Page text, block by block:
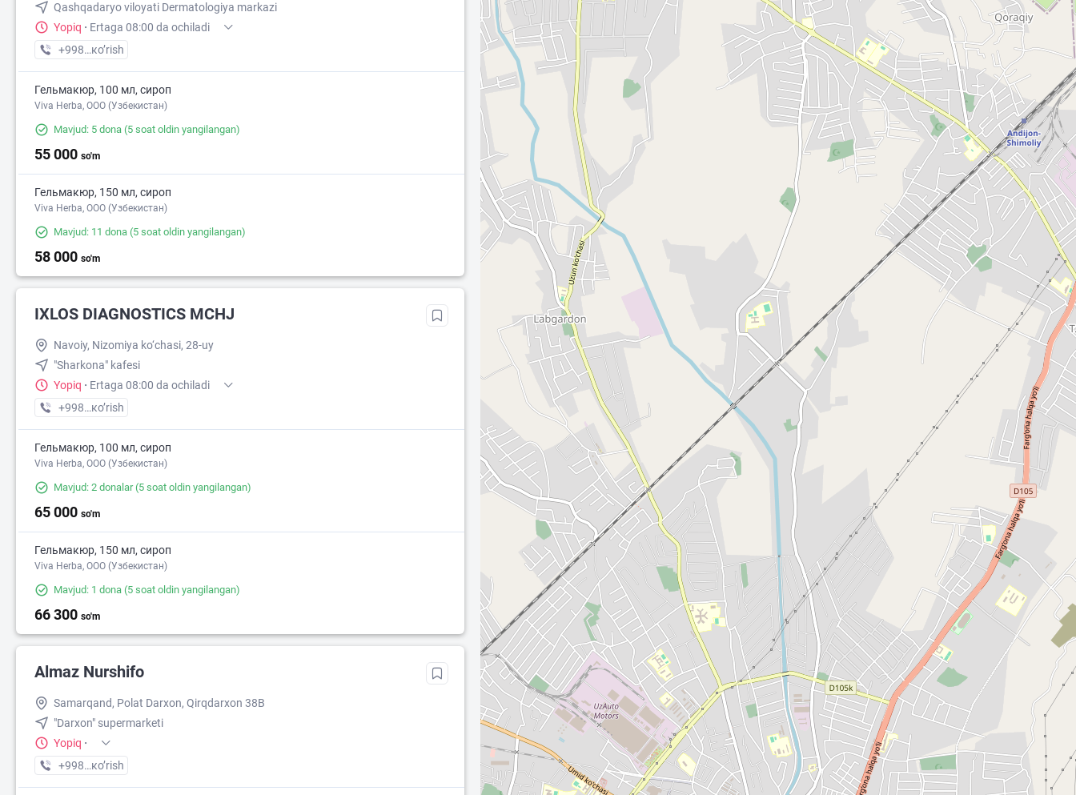
Qashqadaryo viloyati Dermatologiya markazi
Yopiq · Ertaga 08:00 da ochiladi
+998 (55) XXX-XX-XX
кo’rish
Гельмакюр, 100 мл, сироп
Viva Herba, ООО (Узбекистан)
Mavjud: 5 dona (5 soat oldin yangilangan)
55 000 so'm
Гельмакюр, 150 мл, сироп
Viva Herba, ООО (Узбекистан)
Mavjud: 11 dona (5 soat oldin yangilangan)
58 000 so'm
IXLOS DIAGNOSTICS MCHJ
Navoiy, Nizomiya ko‘chasi, 28-uy
"Sharkona" kafesi
Yopiq · Ertaga 08:00 da ochiladi
+998 (91) XXX-XX-XX
кo’rish
Гельмакюр, 100 мл, сироп
Viva Herba, ООО (Узбекистан)
Mavjud: 2 donalar(5 soat oldin yangilangan)
65 000 so'm
Гельмакюр, 150 мл, сироп
Viva Herba, ООО (Узбекистан)
Mavjud: 1 dona (5 soat oldin yangilangan)
66 300 so'm
Almaz Nurshifo
Samarqand, Polat Darxon, Qirqdarxon 38B
"Darxon" supermarketi
Yopiq ·
+998 (55) XXX-XX-XX
кo’rish